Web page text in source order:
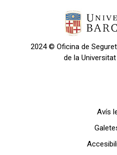
2024 © Oficina de
de la
Avís